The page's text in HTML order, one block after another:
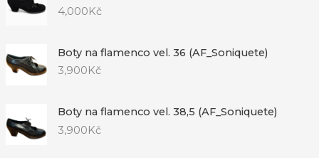
4,000Kč
Boty na flamenco vel. 36 (AF_Soniquete)
3,900 Kč
Boty na flamenco vel. 38,5 (AF_Soniquete)
3,900Kč